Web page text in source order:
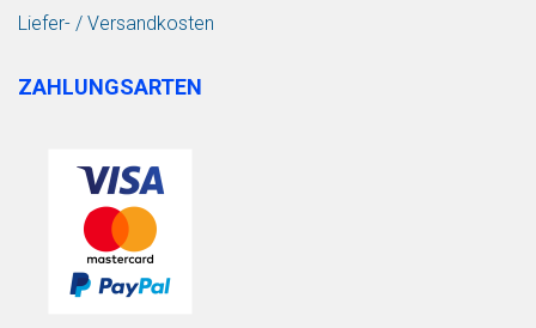
Liefer- / Versandkosten
ZAHLUNGSARTEN